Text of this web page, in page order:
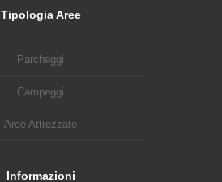
Tipologia Aree
Parcheggi
Campeggi
Aree Attrezzate
Informazioni